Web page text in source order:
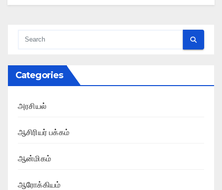
Categories
அரசியல்
ஆசிரியர் பக்கம்
ஆன்மிகம்
ஆரோக்கியம்